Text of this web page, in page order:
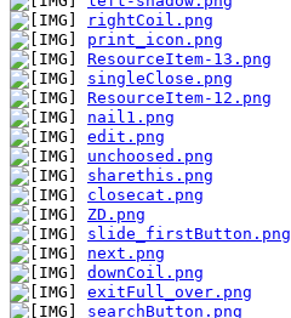
rightCoil.png
print_icon.png
ResourceItem-13.png
singleClose.png
ResourceItem-12.png
nail1.png
edit.png
unchoosed.png
sharethis.png
closecat.png
ZD.png
slide_firstButton.png
next.png
downCoil.png
exitFull_over.png
searchButton.png